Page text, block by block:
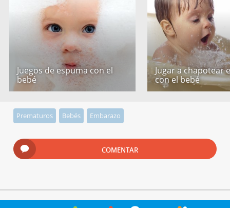
Juegos de espuma con el
bebé
Jugar a chapotear
con el bebé
Prematuros Bebés Embarazo
COMENTAR